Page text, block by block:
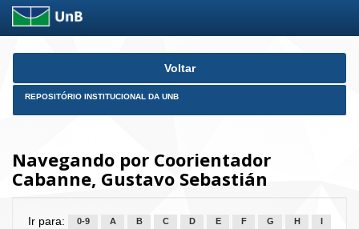
Skip
Voltar
REPOSITÓRIO INSTITUCIONAL DA UNB
Navegando por Coorientador
Cabanne, Gustavo Sebastián
Ir para: 0-9 A B C D E F G H